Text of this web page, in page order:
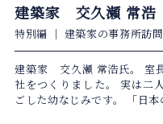
建築家 交久瀬 常浩
特別編 ｜ 建築家の事務所訪問
建築家 交久瀬 常浩氏。 室
社をつくりました。 実は二
ごした幼なじみです。 「日本